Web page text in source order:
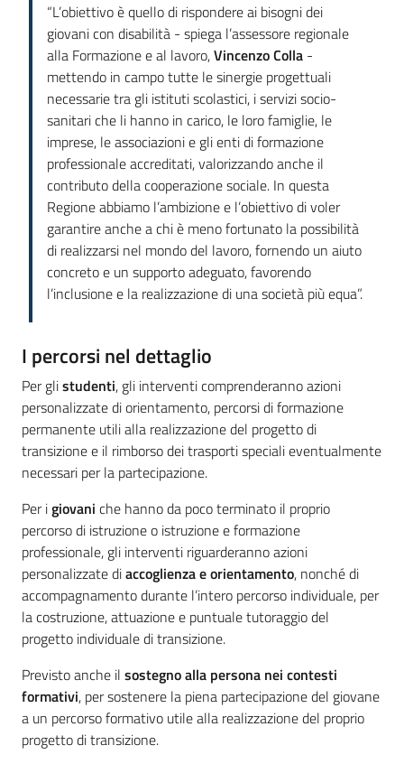
“L’obiettivo è quello di rispondere ai bisogni dei
giovani con disabilità - spiega l’assessore regionale
alla Formazione e al lavoro,Vincenzo Colla -
mettendo in campo tutte le sinergie progettuali
necessarie tra gli istituti scolastici, i servizi socio-
sanitari che li hanno in carico, le loro famiglie, le
imprese, le associazioni e gli enti di formazione
professionale accreditati, valorizzando anche il
contributo della cooperazione sociale. In questa
Regione abbiamo l’ambizione e l’obiettivo di voler
garantire anche a chi è meno fortunato la possibilità
di realizzarsi nel mondo del lavoro, fornendo un aiuto
concreto e un supporto adeguato, favorendo
l’inclusione e la realizzazione di una società più equa”.
I percorsi nel dettaglio
Per glistudenti, gli interventi comprenderanno azioni
personalizzate di orientamento, percorsi di formazione
permanente utili alla realizzazione del progetto di
transizione e il rimborso dei trasporti speciali eventualmente
necessari per la partecipazione.
Per igiovani che hanno da poco terminato il proprio
percorso di istruzione o istruzione e formazione
professionale, gli interventi riguarderanno azioni
personalizzate diaccoglienza e orientamento, nonché di
accompagnamento durante l’intero percorso individuale, per
la costruzione, attuazione e puntuale tutoraggio del
progetto individuale di transizione.
Previsto anche il sostegno alla persona nei contesti
formativi, per sostenere la piena partecipazione del giovane
a un percorso formativo utile alla realizzazione del proprio
progetto di transizione.